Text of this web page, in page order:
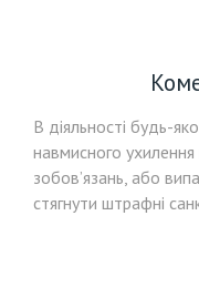
В діяльності будь-
навмисного
зобов’язань, або
стягнути штрафні